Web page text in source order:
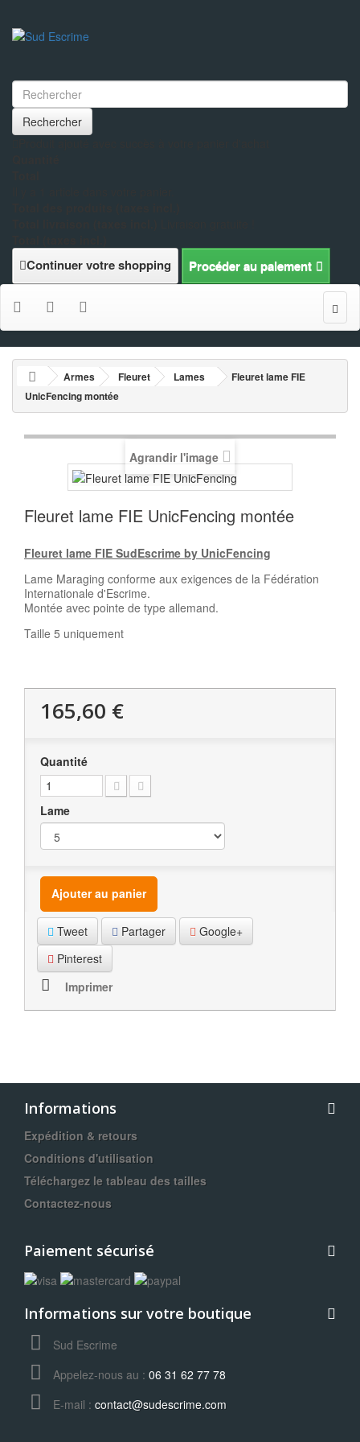
Rechercher
Continuer votre shopping Procéder au paiement
Armes Fleuret Lames
Fleuret lame FIE
UnicFencing montée
Agrandir l'image
Fleuret lame FIE UnicFencing montée
Fleuret lame FIE SudEscrime by UnicFencing
Lame Maraging conforme aux exigences de la Fédération
Internationale d'Escrime.
Montée avec pointe de type allemand.
Taille 5 uniquement
165,60 €
Quantité
Lame
Ajouter au panier
Tweet Partager
Google+
Pinterest
Imprimer
Informations
Expédition & retours
Conditions d'utilisation
Téléchargez le tableau des tailles
Contactez-nous
Paiement sécurisé
Informations sur votre boutique
Sud Escrime
Appelez-nous au : 06 31 62 77 78
E-mail : contact@sudescrime.com